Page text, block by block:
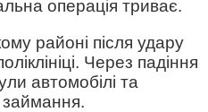
операція триває.
районі після удару
Через падіння
автомобілі та
займання.